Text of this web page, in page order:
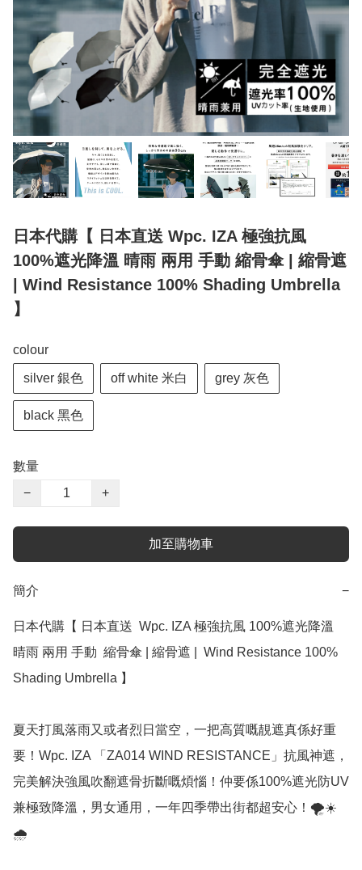
日本代購【 日本直送 Wpc. IZA 極強抗風
100%遮光降溫 晴雨 兩用 手動 縮骨傘 | 縮骨遮
| Wind Resistance 100% Shading Umbrella
】
colour
silver 銀色 off white 米白 grey 灰色
black 黑色
數量
−
+
加至購物車
簡介 −
日本代購【 日本直送  Wpc. IZA 極強抗風 100%遮光降溫
晴雨 兩用 手動  縮骨傘 | 縮骨遮 |  Wind Resistance 100%
Shading Umbrella 】﻿
夏天打風落雨又或者烈日當空，一把高質嘅靚遮真係好重
要！Wpc. IZA 「ZA014 WIND RESISTANCE」抗風神遮，
完美解決強風吹翻遮骨折斷嘅煩惱！仲要係100%遮光防UV
兼極致降溫，男女通用，一年四季帶出街都超安心！🌪️☀️
🌧️